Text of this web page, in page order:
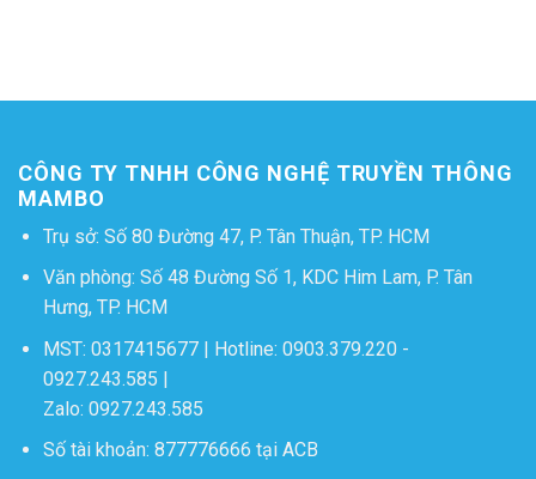
CÔNG TY TNHH CÔNG NGHỆ TRUYỀN THÔNG
MAMBO
Trụ sở: Số 80 Đường 47, P. Tân Thuận, TP. HCM
Văn phòng: Số 48 Đường Số 1, KDC Him Lam, P. Tân
Hưng, TP. HCM
MST: 0317415677 | Hotline: 0903.379.220-
0927.243.585 |
Zalo: 0927.243.585
Số tài khoản: 877776666 tại ACB